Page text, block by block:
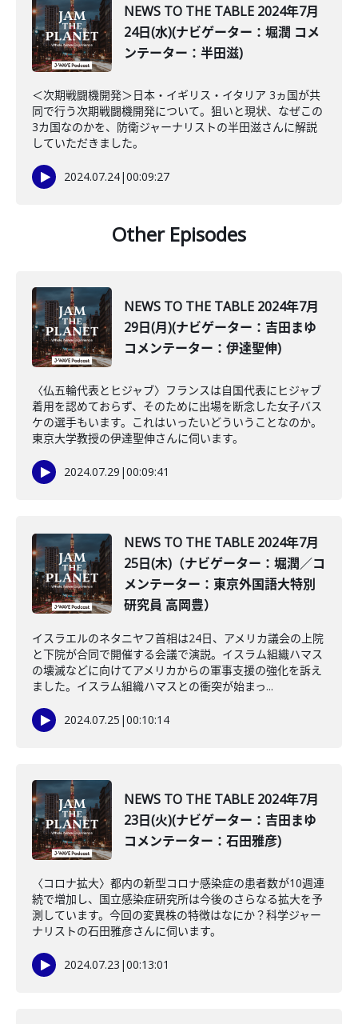
NEWS TO THE TABLE 2024年7月
24日(水)(ナビゲーター：堀潤 コメ
ンテーター：半田滋)
＜次期戦闘機開発＞日本・イギリス・イタリア 3ヵ国が共
同で行う次期戦闘機開発について。狙いと現状、なぜこの
3カ国なのかを、防衛ジャーナリストの半田滋さんに解説
していただきました。
2024.07.24|00:09:27
Other Episodes
NEWS TO THE TABLE 2024年7月
29日(月)(ナビゲーター：吉田まゆ
コメンテーター：伊達聖伸)
〈仏五輪代表とヒジャブ〉フランスは自国代表にヒジャブ
着用を認めておらず、そのために出場を断念した女子バス
ケの選手もいます。これはいったいどういうことなのか。
東京大学教授の伊達聖伸さんに伺います。
2024.07.29 |00:09:41
NEWS TO THE TABLE 2024年7月
25日(木)（ナビゲーター：堀潤／コ
メンテーター：東京外国語大特別
研究員 高岡豊）
イスラエルのネタニヤフ首相は24日、アメリカ議会の上院
と下院が合同で開催する会議で演説。イスラム組織ハマス
の壊滅などに向けてアメリカからの軍事支援の強化を訴え
ました。イスラム組織ハマスとの衝突が始まっ...
2024.07.25 |00:10:14
NEWS TO THE TABLE 2024年7月
23日(火)(ナビゲーター：吉田まゆ
コメンテーター：石田雅彦)
〈コロナ拡大〉都内の新型コロナ感染症の患者数が10週連
続で増加し、国立感染症研究所は今後のさらなる拡大を予
測しています。今回の変異株の特徴はなにか？科学ジャー
ナリストの石田雅彦さんに伺います。
2024.07.23 |00:13:01